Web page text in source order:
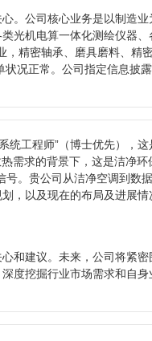
。公司核心业务是以制造
光机电算一体化测绘仪器
，精密轴承、磨具磨料、精
况正常。公司指定信息披
统工程师”（博士优先），
需求的背景下，这是洁净
。贵公司从洁净空调到数
，以及现在的布局及进展情
和建议。未来，公司将紧
度挖掘行业市场需求和自